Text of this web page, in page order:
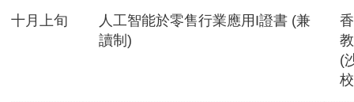
十月上旬
人工智能於零售行業應用I證書 (兼
讀制)
(